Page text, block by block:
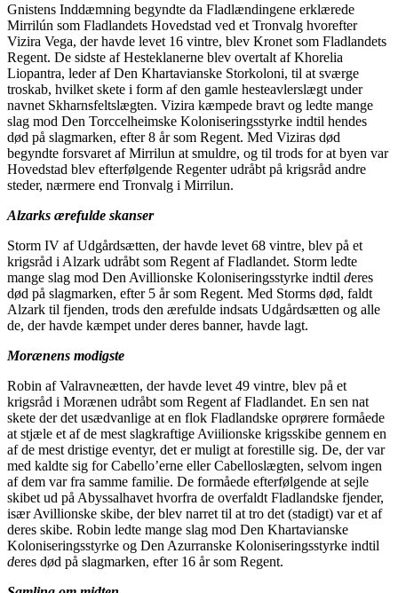
Gnistens Inddæmning begyndte da Fladlændingene erklærede
Mirrilún som Fladlandets Hovedstad ved et Tronvalg hvorefter
Vizira Vega, der havde levet 16 vintre, blev Kronet som Fladlandets
Regent. De sidste af Hesteklanerne blev overtalt af Khorelia
Liopantra, leder af Den Khartavianske Storkoloni, til at sværge
troskab, hvilket skete i form af den gamle hesteavlerslægt under
navnet Skharnsfeltslægten. Vizira kæmpede bravt og ledte mange
slag mod Den Torccelheimske Koloniseringsstyrke indtil hendes
død på slagmarken, efter 8 år som Regent. Med Viziras død
begyndte forsvaret af Mirrilun at smuldre, og til trods for at byen var
Hovedstad blev efterfølgende Regenter udråbt på krigsråd andre
steder, nærmere end Tronvalg i Mirrilun.
Alzarks ærefulde skanser
Storm IV af Udgårdsætten, der havde levet 68 vintre, blev på et
krigsråd i Alzark udråbt som Regent af Fladlandet. Storm ledte
mange slag mod Den Avillionske Koloniseringsstyrke indtil deres
død på slagmarken, efter 5 år som Regent. Med Storms død, faldt
Alzark til fjenden, trods den ærefulde indsats Udgårdsætten og alle
de, der havde kæmpet under deres banner, havde lagt.
Morænens modigste
Robin af Valravneætten, der havde levet 49 vintre, blev på et
krigsråd i Morænen udråbt som Regent af Fladlandet. En sen nat
skete der det usædvanlige at en flok Fladlandske oprørere formåede
at stjæle et af de mest slagkraftige Aviilionske krigsskibe gennem en
af de mest dristige eventyr, det er muligt at forestille sig. De, der var
med kaldte sig for Cabello’erne eller Cabelloslægten, selvom ingen
af dem var fra samme familie. De formåede efterfølgende at sejle
skibet ud på Abyssalhavet hvorfra de overfaldt Fladlandske fjender,
især Avillionske skibe, der blev narret til at tro det (stadigt) var et af
deres skibe. Robin ledte mange slag mod Den Khartavianske
Koloniseringsstyrke og Den Azurranske Koloniseringsstyrke indtil
deres død på slagmarken, efter 16 år som Regent.